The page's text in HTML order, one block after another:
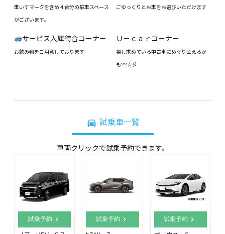
車いすマークを含め４台分の駐車スペース
がございます。
ごゆっくりとお車をお選びいただけます
サービス入庫待合コーナー
お飲み物をご用意しております
Ｕ－ｃａｒコーナー
探し求めている中古車にめぐり会えるか
も??☆彡
directions_car 試乗車一覧
車両クリックで試乗予約できます。
試乗予約 chevron_right 試乗予約 chevron_right 試乗予約 chevron_right